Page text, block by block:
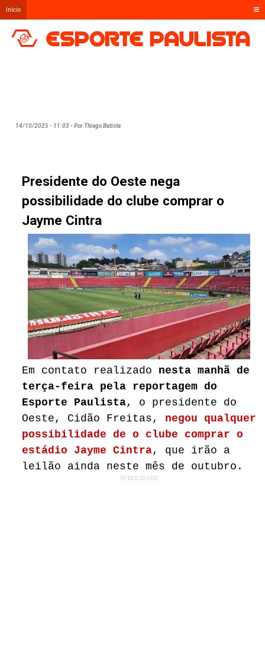
Início
14/10/2025 - 11:03 - Por Thiago Batista
Presidente do Oeste nega
possibilidade do clube comprar o
Jayme Cintra
Em contato realizado nesta manhã de
terça-feira pela reportagem do
Esporte Paulista, o presidente do
Oeste, Cidão Freitas, negou qualquer
possibilidade de o clube comprar o
estádio Jayme Cintra, que irão a
leilão ainda neste mês de outubro.
PUBLICIDADE